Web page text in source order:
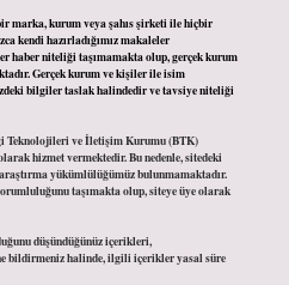
marka, kurum veya şahıs şirketi ile hiçbir
kendi hazırladığımız makaleler
haber niteliği taşımamakta olup, gerçek kurum
Gerçek kurum ve kişiler ile isim
bilgiler taslak halindedir ve tavsiye niteliği
Teknolojileri ve İletişim Kurumu (BTK)
hizmet vermektedir. Bu nedenle, sitedeki
yükümlülüğümüz bulunmamaktadır.
taşımakta olup, siteye üye olarak
düşündüğünüz içerikleri,
bildirmeniz halinde, ilgili içerikler yasal süre